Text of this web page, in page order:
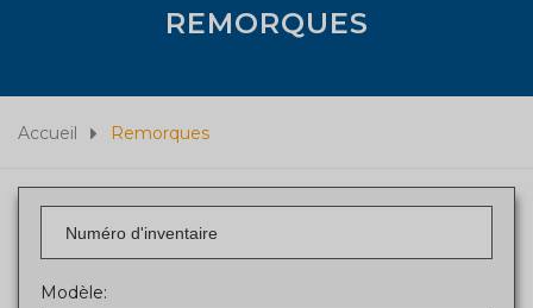
REMORQUES
Accueil Remorques
Modèle: